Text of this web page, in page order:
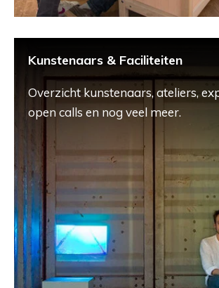
Kunstenaars & Faciliteiten
Overzicht kunstenaars, ateliers,
open calls en nog veel meer.